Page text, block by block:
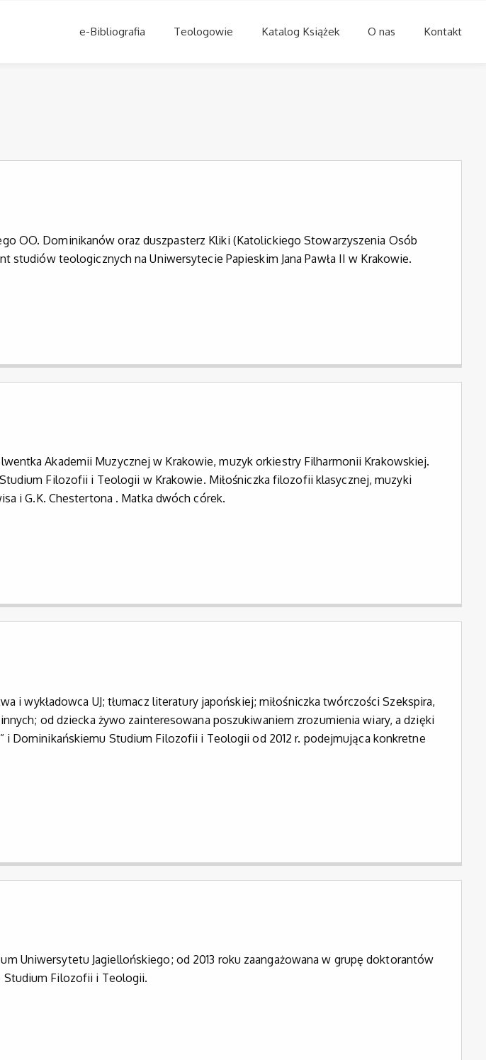
e-Bibliografia Teologowie Katalog Książek O nas Kontakt
OO. Dominikanów oraz duszpasterz Kliki (Katolickiego Stowarzyszenia Osób
studiów teologicznych na Uniwersytecie Papieskim Jana Pawła II w Krakowie.
Akademii Muzycznej w Krakowie, muzyk orkiestry Filharmonii Krakowskiej.
Filozofii i Teologii w Krakowie. Miłośniczka filozofii klasycznej, muzyki
i G.K. Chestertona . Matka dwóch córek.
i wykładowca UJ; tłumacz literatury japońskiej; miłośniczka twórczości Szekspira,
od dziecka żywo zainteresowana poszukiwaniem zrozumienia wiary, a dzięki
i Dominikańskiemu Studium Filozofii i Teologii od 2012 r. podejmująca konkretne
Uniwersytetu Jagiellońskiego; od 2013 roku zaangażowana w grupę doktorantów
Studium Filozofii i Teologii.